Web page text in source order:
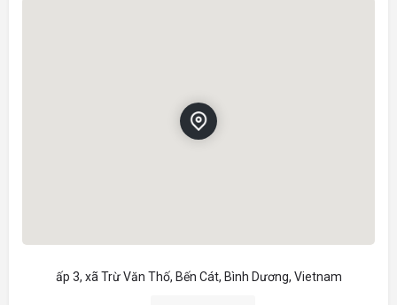
ấp 3, xã Trừ Văn Thố, Bến Cát, Bình Dương, Vietnam